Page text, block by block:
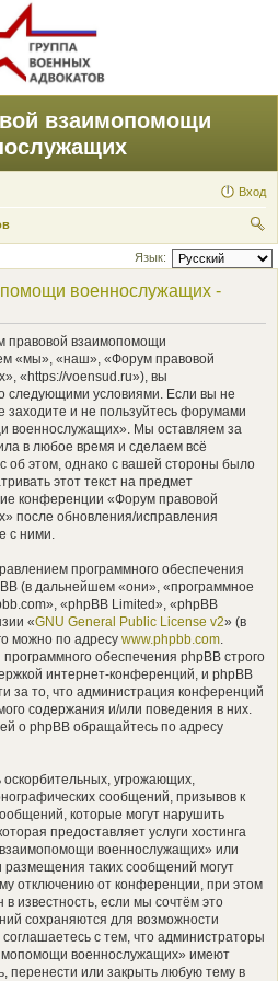
взаимопомощи
Вход
ои
Язык:
военнослужащих -
правовой взаимопомощи
«мы», «наш», «Форум правовой
«https://voensud.ru»), вы
следующими условиями. Если вы не
заходите и не пользуйтесь форумами
военнослужащих». Мы оставляем за
в любое время и сделаем всё
об этом, однако с вашей стороны было
этот текст на предмет
конференции «Форум правовой
после обновления/исправления
с ними.
программного обеспечения
(в дальнейшем «они», «программное
«phpBB Limited», «phpBB
«GNU General Public License v2» (в
можно по адресу www.phpbb.com.
обеспечения phpBB строго
интернет-конференций, и phpBB
за то, что администрация конференций
содержания и/или поведения в них.
о phpBB обращайтесь по адресу
угрожающих,
сообщений, призывов к
которые могут нарушить
предоставляет услуги хостинга
военнослужащих» или
таких сообщений могут
отключению от конференции, при этом
известность, если мы сочтём это
сохраняются для возможности
с тем, что администраторы
военнослужащих» имеют
перенести или закрыть любую тему в